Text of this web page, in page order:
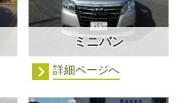
ミニバン
詳細ページへ